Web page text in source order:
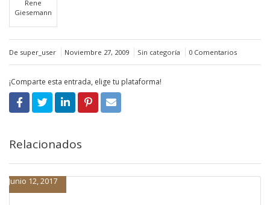
Rene
Giesemann
De super_user Noviembre 27, 2009 Sin categoría 0 Comentarios
¡Comparte esta entrada, elige tu plataforma!
Relacionados
Junio 12, 2017